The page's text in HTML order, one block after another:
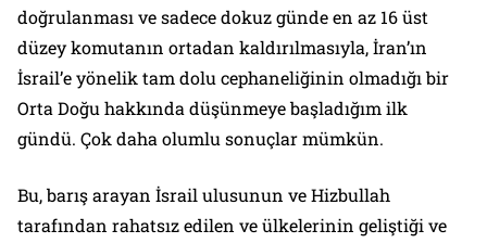
doğrulanması ve sadece dokuz günde en az 16 üst
düzey komutanın ortadan kaldırılmasıyla, İran’ın
İsrail’e yönelik tam dolu cephaneliğinin olmadığı bir
Orta Doğu hakkında düşünmeye başladığım ilk
gündü. Çok daha olumlu sonuçlar mümkün.
Bu, barış arayan İsrail ulusunun ve Hizbullah
tarafından rahatsız edilen ve ülkelerinin geliştiği ve